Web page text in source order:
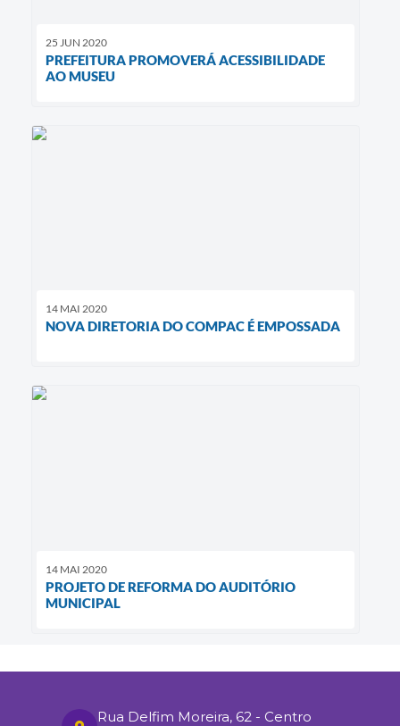
25 JUN 2020
PREFEITURA PROMOVERÁ ACESSIBILIDADE
AO MUSEU
14 MAI 2020
NOVA DIRETORIA DO COMPAC É EMPOSSADA
14 MAI 2020
PROJETO DE REFORMA DO AUDITÓRIO
MUNICIPAL
Rua Delfim Moreira, 62 - Centro